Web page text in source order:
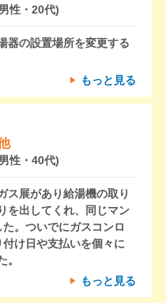
性・20代)
器の設置場所を変更する
もっと見る
性・40代)
ス展があり給湯機の取り
を出してくれ、同じマン
。ついでにガスコンロ
け日や支払いを個々に
。
もっと見る